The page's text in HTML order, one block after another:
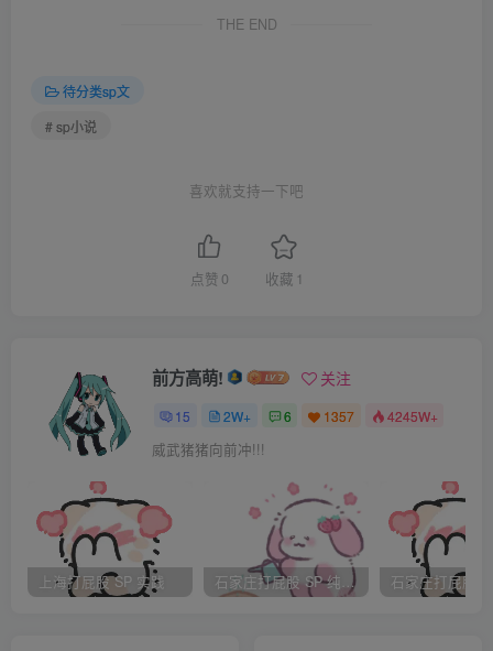
之隔，又多了分亲切。轩将电话号留给夏夏告诉她有什么事
可以打电话给他寻求帮助，不要一个人晚上出去人少的地
晚上是否查寝，也不想打电话回宿舍询问打扰舍友休息了。
心想去网吧通宵。于是对轩道谢，告别。
轩询问半天得知夏夏打算一个人去网吧心中竟有一丝恼
也理解她不敢叫宿管开门。“这样吧，我去学校保安室帮你登
记，这样老师查宿的话也不怕了，但是你不许一个人去网吧
通宵。去我那住吧，我一个人有个两居室。”
THE END
待分类sp文
# sp小说
喜欢就支持一下吧
点赞 0 收藏 1
前方高萌! 关注
15 2W+ 6 1357 4245W+
威武猪猪向前冲!!!
上海打屁股 SP 实践 石家庄打屁股 SP 纯实践